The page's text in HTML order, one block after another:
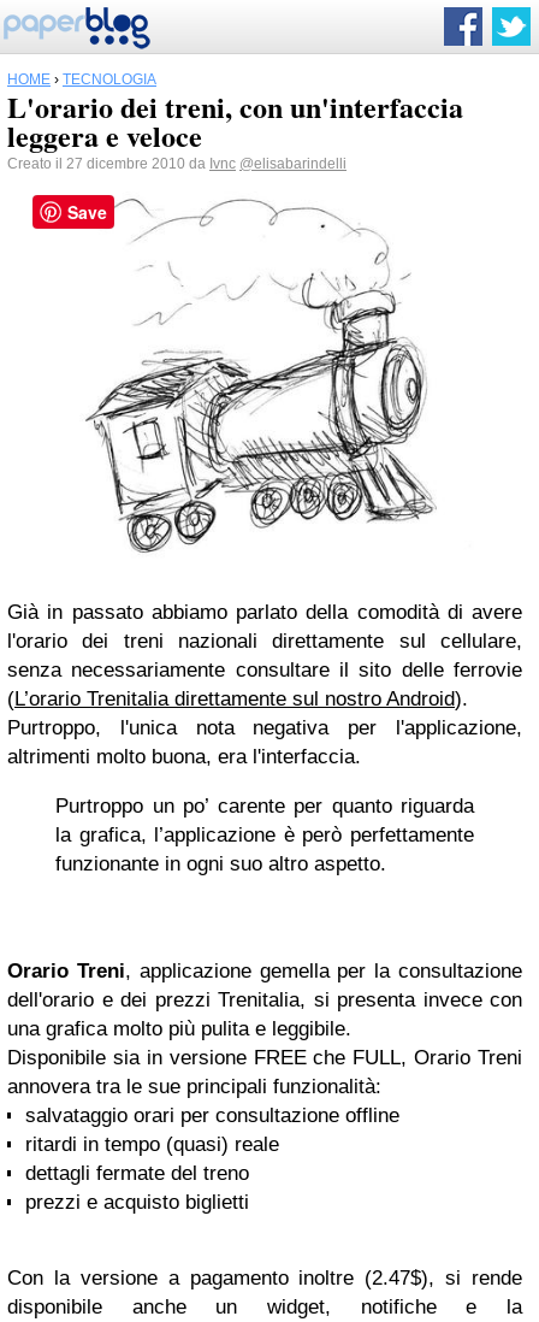
HOME › TECNOLOGIA
L'orario dei treni, con un'interfaccia
leggera e veloce
Creato il 27 dicembre 2010 da Ivnc @elisabarindelli
Già in passato abbiamo parlato della comodità di avere
l'orario dei treni nazionali direttamente sul cellulare,
senza necessariamente consultare il sito delle ferrovie
(L’orario Trenitalia direttamente sul nostro Android).
Purtroppo, l'unica nota negativa per l'applicazione,
altrimenti molto buona, era l'interfaccia.
Purtroppo un po’ carente per quanto riguarda
la grafica, l’applicazione è però perfettamente
funzionante in ogni suo altro aspetto.
Orario Treni, applicazione gemella per la consultazione
dell'orario e dei prezzi Trenitalia, si presenta invece con
una grafica molto più pulita e leggibile.
Disponibile sia in versione FREE che FULL, Orario Treni
annovera tra le sue principali funzionalità:
salvataggio orari per consultazione offline
ritardi in tempo (quasi) reale
dettagli fermate del treno
prezzi e acquisto biglietti
Con la versione a pagamento inoltre (2.47$), si rende
disponibile anche un widget, notifiche e la
Save